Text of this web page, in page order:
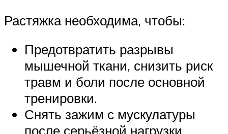
Растяжка необходима, чтобы:
Предотвратить разрывы
мышечной ткани, снизить риск
травм и боли после основной
тренировки.
Снять зажим с мускулатуры
после серьёзной нагрузки.